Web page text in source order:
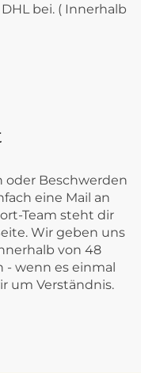
bei. ( Innerhalb
oder Beschwerden
eine Mail an
Team steht dir
Wir geben uns
von 48
wenn es einmal
um Verständnis.